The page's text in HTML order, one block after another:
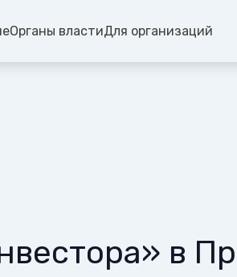
Органы властиДля организаций
в